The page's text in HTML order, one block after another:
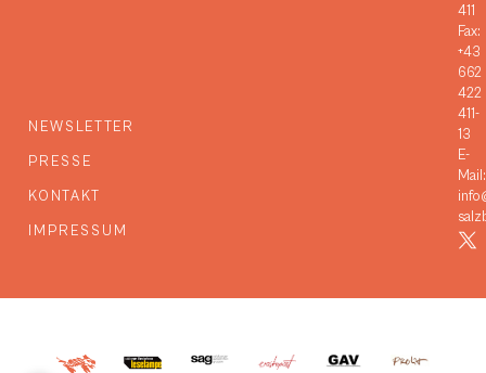
NEWSLETTER
PRESSE
KONTAKT
IMPRESSUM
411
Fax:
+43
662
422
411-
13
E-
Mail: